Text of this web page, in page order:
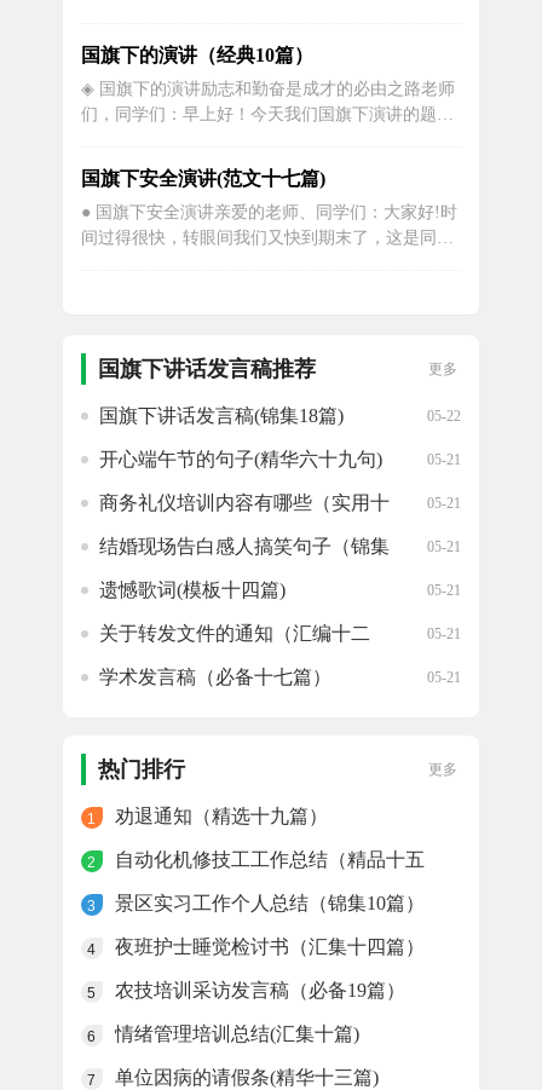
稿小学生的有哪些呢?下面是为你整理的内容，希望
对你有帮助。国旗下演讲稿小学生篇一日月如梭，
光阴似箭。一个学期过去了，学生们在笑声中成长
了一年。在这学期里全体同学...
国旗下的演讲（经典10篇）
◈ 国旗下的演讲励志和勤奋是成才的必由之路老师
们，同学们：早上好！今天我们国旗下演讲的题目
劝勉；“志”是关于将来要有所作为的'意愿和决心，
是有识之士的心愿。马路上有两辆出租车，一辆车
是空车，一辆车载满了客人，你们认为哪一辆车容
易发生车祸。我认为应该是空...
国旗下安全演讲(范文十七篇)
● 国旗下安全演讲亲爱的老师、同学们：大家好!时
间过得很快，转眼间我们又快到期末了，这是同学
人，就是说几乎每天有一个班的学...
国旗下讲话发言稿推荐 更多
国旗下讲话发言稿(锦集18篇) 05-22
开心端午节的句子(精华六十九句) 05-21
商务礼仪培训内容有哪些（实用十
05-21
结婚现场告白感人搞笑句子（锦集
05-21
遗憾歌词(模板十四篇) 05-21
关于转发文件的通知（汇编十二
05-21
学术发言稿（必备十七篇） 05-21
热门排行 更多
1 劝退通知（精选十九篇）
2
自动化机修技工工作总结（精品十五
3 景区实习工作个人总结（锦集10篇）
4 夜班护士睡觉检讨书（汇集十四篇）
5 农技培训采访发言稿（必备19篇）
6 情绪管理培训总结(汇集十篇)
7 单位因病的请假条(精华十三篇)